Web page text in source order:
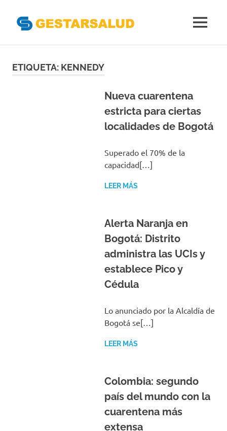
Gestoras
MENÚ
ETIQUETA: KENNEDY
Nueva cuarentena
estricta para ciertas
localidades de Bogotá
Superado el 70% de la
capacidad[…]
LEER MÁS
Alerta Naranja en
Bogotá: Distrito
administra las UCIs y
establece Pico y
Cédula
Lo anunciado por la Alcaldía de
Bogotá se[…]
LEER MÁS
Colombia: segundo
país del mundo con la
cuarentena más
extensa